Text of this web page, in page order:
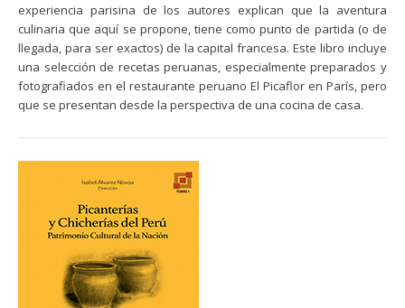
experiencia parisina de los autores explican que la aventura
culinaria que aquí se propone, tiene como punto de partida (o de
llegada, para ser exactos) de la capital francesa. Este libro incluye
una selección de recetas peruanas, especialmente preparados y
fotografiados en el restaurante peruano El Picaflor en París, pero
que se presentan desde la perspectiva de una cocina de casa.